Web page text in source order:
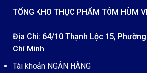
TỔNG KHO THỰC PHẨM TÔM HÙM
Địa Chỉ: 64/10 Thạnh Lộc 15,
Chí Minh
Tài khoản NGÂN HÀNG